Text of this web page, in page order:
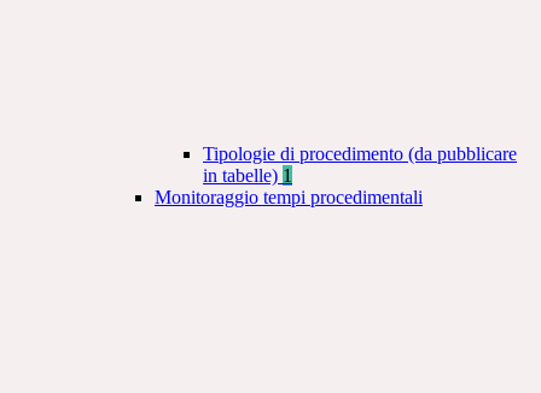
Tipologie di procedimento (da pubblicare
in tabelle) 1
Monitoraggio tempi procedimentali